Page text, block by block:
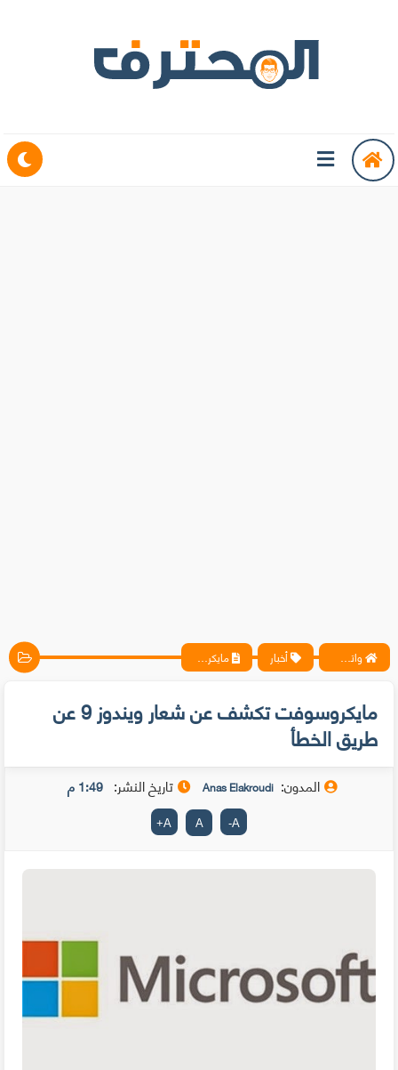
واتس آب ، فيسبوك ، أنترنت ، شروحات تقنية حصرية - المحترف أخبار مايكروسوفت تكشف عن شعار ويندوز 9 عن طريق الخطأ
مايكروسوفت تكشف عن شعار ويندوز 9 عن
طريق الخطأ
المدون: Anas Elakroudi تاريخ النشر: 1:49 م
A
-
A
A
+